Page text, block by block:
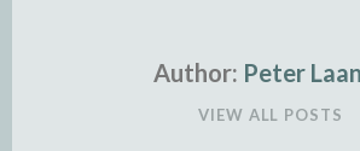
Author: Peter
VIEW ALL POSTS